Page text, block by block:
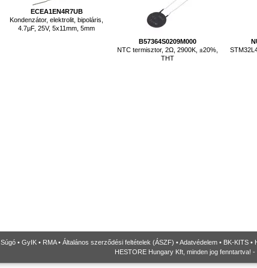
ECEA1EN4R7UB
Kondenzátor, elektrolit, bipoláris,
4.7µF, 25V, 5x11mm, 5mm
B57364S0209M000
NTC termisztor, 2Ω, 2900K, ±20%,
THT
Súgó • GyIK • RMA• Általános szerződési feltételek (ÁSZF) •Adatvédelem • BK-KITS •
HESTORE Hungary Kft, minden jog fenntartva! -